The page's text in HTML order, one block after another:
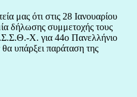
μας ότι στις 28 Ιανουαρίου
δήλωσης συμμετοχής τους
Χ. για 44ο Πανελλήνιο
υπάρξει παράταση της